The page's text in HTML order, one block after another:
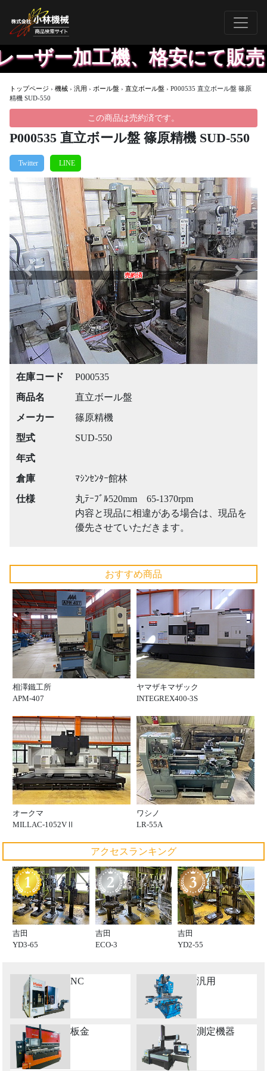
加工機、格安にて販売し
トップページ › 機械 › 汎用 › ボール盤 › 直立ボール盤 › P000535 直立ボール盤 篠原
精機 SUD-550
この商品は売約済です。
P000535 直立ボール盤 篠原精機 SUD-550
売約済
Previous Next
在庫コード
P000535
商品名
直立ボール盤
メーカー
篠原精機
型式
SUD-550
年式
倉庫
ﾏｼﾝｾﾝﾀｰ館林
仕様
丸ﾃｰﾌﾞﾙ520mm 65-1370rpm
内容と現品に相違がある場合は、現品を
優先させていただきます。
おすすめ商品
相澤鐵工所
APM-407
ヤマザキマザック
INTEGREX400-3S
オークマ
MILLAC-1052VⅡ
ワシノ
LR-55A
アクセスランキング
吉田
YD3-65
吉田
ECO-3
吉田
YD2-55
NC 汎用
板金 測定機器